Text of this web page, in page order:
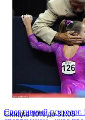
Скидка10%до31.08
Спортивный